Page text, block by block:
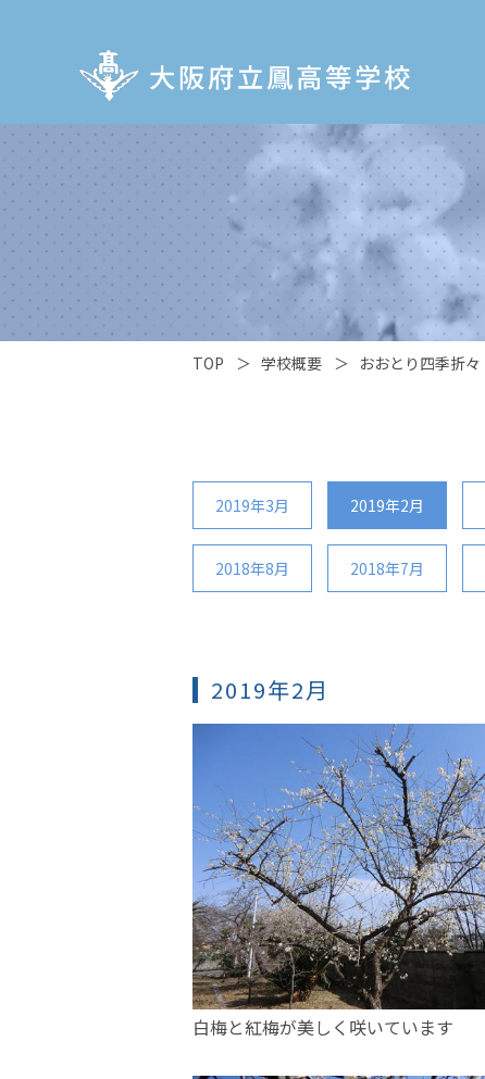
TOP ＞ 学校概要 ＞ おおとり四季折々
2019年3月 2019年2月
2018年8月 2018年7月
2019年2月
白梅と紅梅が美しく咲いています